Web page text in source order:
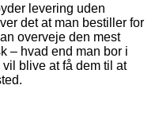
levering uden
det at man bestiller for
overveje den mest
– hvad end man bor i
blive at få dem til at